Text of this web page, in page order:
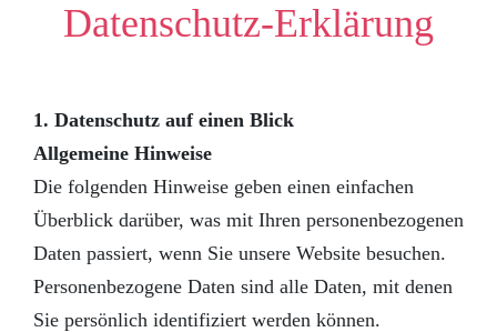
Datenschutz-Erklärung
1. Datenschutz auf einen Blick
Allgemeine Hinweise
Die folgenden Hinweise geben einen einfachen
Überblick darüber, was mit Ihren personenbezogenen
Daten passiert, wenn Sie unsere Website besuchen.
Personenbezogene Daten sind alle Daten, mit denen
Sie persönlich identifiziert werden können.